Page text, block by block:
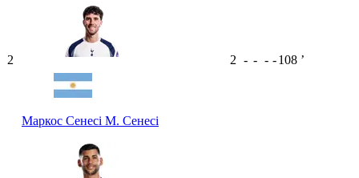
2
Маркос Сенесі М. Сенесі
2 - - - -108 ʼ